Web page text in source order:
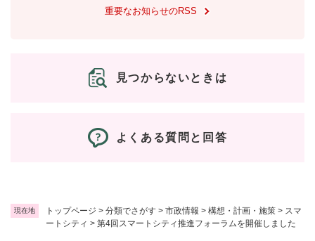
現在地 トップページ > 分類でさがす > 市政情報 > 構想・計画・施策 > スマ
ートシティ > 第4回スマートシティ推進フォーラムを開催しました
重要なお知らせのRSS
見つからないときは
よくある質問と回答